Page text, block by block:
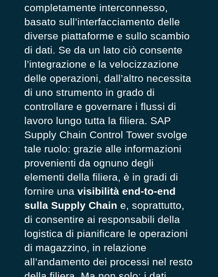
completamente interconnesso,
basato sull’interfacciamento delle
diverse piattaforme e sullo scambio
di dati. Se da un lato ciò consente
l’integrazione e la velocizzazione
delle operazioni, dall’altro necessita
di uno strumento in grado di
controllare e governare i flussi di
lavoro lungo tutta la filiera. SAP
Supply Chain Control Tower svolge
tale ruolo: grazie alle informazioni
provenienti da ognuno degli
elementi della filiera, è in gradi di
fornire una visibilità end-to-end
sulla Supply Chain e, soprattutto,
di consentire ai responsabili della
logistica di pianificare le operazioni
di magazzino, in relazione
all’andamento dei processi nel resto